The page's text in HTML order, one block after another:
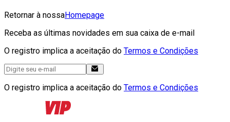
Retornar à nossaHomepage
Receba as últimas novidades em sua caixa de e-mail
O registro implica a aceitação do Termos e Condições
O registro implica a aceitação do Termos e Condições